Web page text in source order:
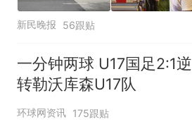
新民晚报 56跟贴
一分钟两球 U17国足2:1逆
转勒沃库森U17队
环球网资讯 175跟贴